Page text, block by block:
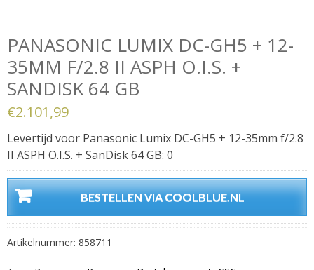
PANASONIC LUMIX DC-GH5 + 12-
35MM F/2.8 II ASPH O.I.S. +
SANDISK 64 GB
€2.101,99
Levertijd voor Panasonic Lumix DC-GH5 + 12-35mm f/2.8
II ASPH O.I.S. + SanDisk 64 GB: 0
BESTELLEN VIA COOLBLUE.NL
Artikelnummer: 858711